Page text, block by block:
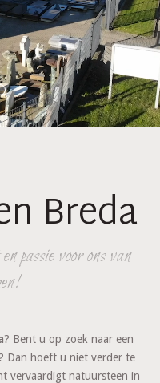
Breda
passie voor ons van
? ​Bent u op zoek naar een
Dan hoeft u niet verder te
vervaardigt natuursteen in